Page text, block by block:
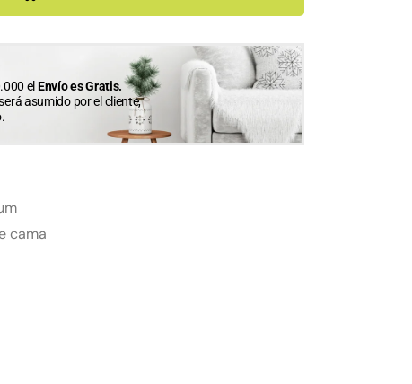
el Envío es Gratis.
asumido por el cliente,
cama